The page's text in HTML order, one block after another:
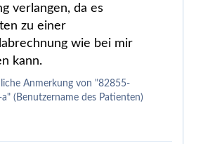
verlangen, da es
zu einer
wie bei mir
kann.
Anmerkung von "82855-
(Benutzername des Patienten)